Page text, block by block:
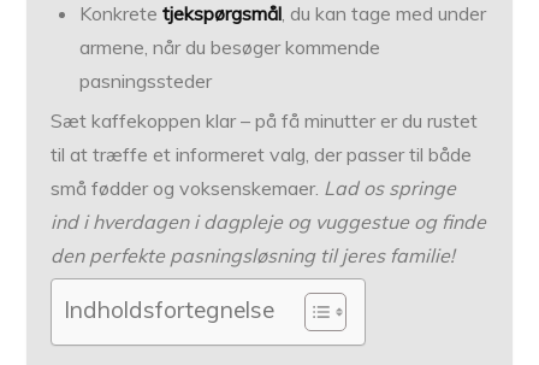
Konkretetjekspørgsmål, du kan tage med under
armene, når du besøger kommende
pasningssteder
Sæt kaffekoppen klar – på få minutter er du rustet
til at træffe et informeret valg, der passer til både
små fødder og voksenskemaer. Lad os springe
ind i hverdagen i dagpleje og vuggestue og finde
den perfekte pasningsløsning til jeres familie!
Indholdsfortegnelse